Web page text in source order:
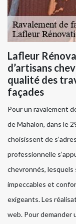
Lafleur
d’artisans
qualité des
façades
Pour un ravalement
de Mahalon, dans le
choisissent de
professionnelle
chevronnés, lesquels
impeccables et
exigeants. Les
web. Pour demander